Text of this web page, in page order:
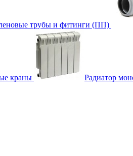
трубы и фитинги (ПП)
краны Радиатор